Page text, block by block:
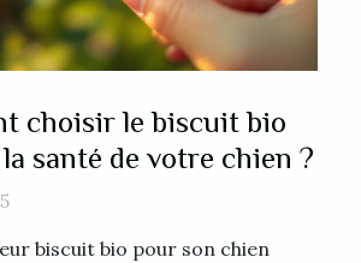
choisir le biscuit bio
santé de votre chien ?
biscuit bio pour son chien